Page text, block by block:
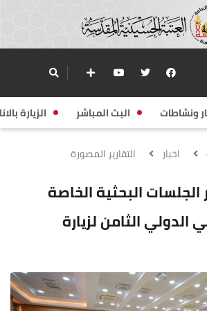
ونشاطات البث المباشر الزيارة
اخبار التقارير المصورة
الجلسات البحثية الخاصة
الدولي الثامن لزيارة